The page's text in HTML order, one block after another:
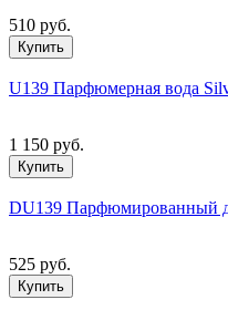
510 руб.
Купить
U139 Парфюмерная вода
1 150 руб.
Купить
DU139 Парфюмированный
525 руб.
Купить